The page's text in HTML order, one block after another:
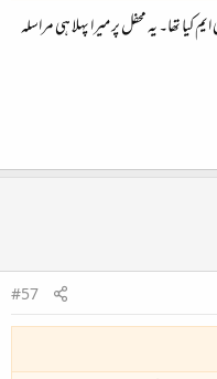
کیا تھا۔ یہ محفل پر میرا پہلا ہی مراسلہ
#57